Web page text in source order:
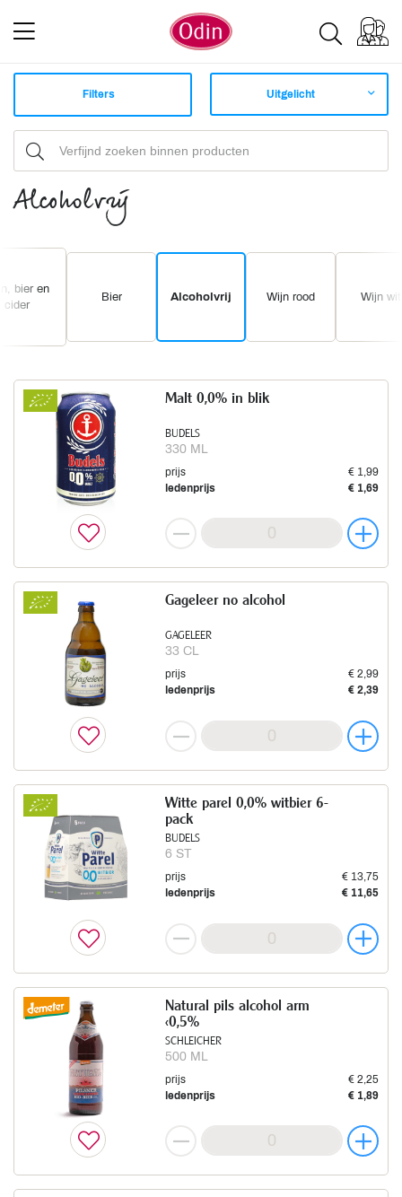
Filters Uitgelicht
Alcoholvrij
bier en
cider
Bier Alcoholvrij Wijn rood Wijn wit
BUDELS
330 ML
Malt 0,0% in blik
prijs
€ 1,99
ledenprijs
€ 1,69
GAGELEER
33 CL
Gageleer no alcohol
prijs
€ 2,99
ledenprijs
€ 2,39
BUDELS
6 ST
Witte parel 0,0% witbier 6-
pack
prijs
€ 13,75
ledenprijs
€ 11,65
SCHLEICHER
500 ML
Natural pils alcohol arm
<0,5%
prijs
€ 2,25
ledenprijs
€ 1,89